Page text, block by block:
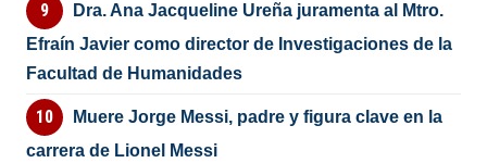
Dra. Ana Jacqueline Ureña juramenta al Mtro.
Efraín Javier como director de Investigaciones de la
Facultad de Humanidades
Muere Jorge Messi, padre y figura clave en la
carrera de Lionel Messi